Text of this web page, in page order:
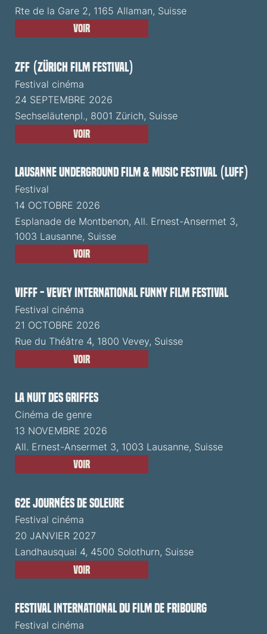
Rte de la Gare 2, 1165 Allaman, Suisse
Voir
ZFF (Zürich Film Festival)
Festival cinéma
24 SEPTEMBRE 2026
Sechseläutenpl., 8001 Zürich, Suisse
Voir
Lausanne Underground Film & Music Festival (LUFF)
Festival
14 OCTOBRE 2026
Esplanade de Montbenon, All. Ernest-Ansermet 3,
1003 Lausanne, Suisse
Voir
VIFFF - Vevey International Funny Film Festival
Festival cinéma
21 OCTOBRE 2026
Rue du Théâtre 4, 1800 Vevey, Suisse
Voir
La Nuit des Griffes
Cinéma de genre
13 NOVEMBRE 2026
All. Ernest-Ansermet 3, 1003 Lausanne, Suisse
Voir
62e Journées de Soleure
Festival cinéma
20 JANVIER 2027
Landhausquai 4, 4500 Solothurn, Suisse
Voir
Festival International du Film de Fribourg
Festival cinéma